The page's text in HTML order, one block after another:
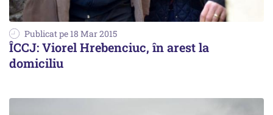
Publicat pe 18 Mar 2015
ÎCCJ: Viorel Hrebenciuc, în arest la
domiciliu